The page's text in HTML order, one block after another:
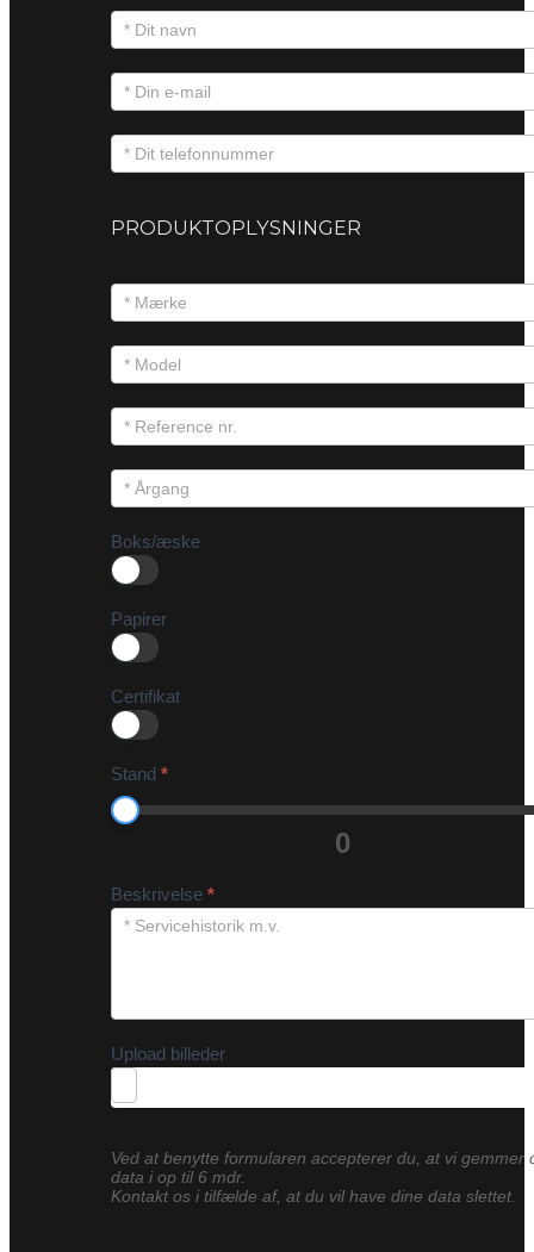
PRODUKTOPLYSNINGER
Boks/æske
Papirer
Certifikat
Stand *
0
Beskrivelse *
Upload billeder
Ved at benytte formularen accepterer du, at vi gemmer
data i op til 6 mdr.
Kontakt os i tilfælde af, at du vil have dine data slettet.